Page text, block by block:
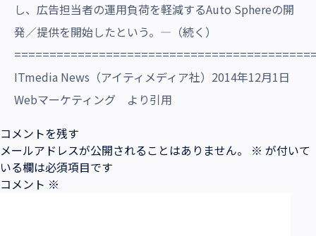
し、広告担当者の運用負荷を軽減するAuto Sphereの開
発／提供を開始したという。―（続く）
ITmedia News（アイティメディア社）2014年12月1日
Webマーケティング より引用
コメントを残す
メールアドレスが公開されることはありません。
※ が付いて
いる欄は必須項目です
コメント ※